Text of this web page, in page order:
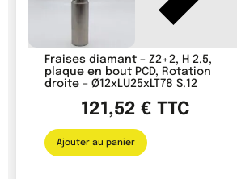
Fraises diamant – Z2+2, H 2.5,
plaque en bout PCD, Rotation
droite – Ø12xLU25xLT78 S.12
121,52€ TTC
Ajouter au panier